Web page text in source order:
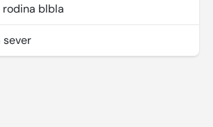
rodina blbla
sever